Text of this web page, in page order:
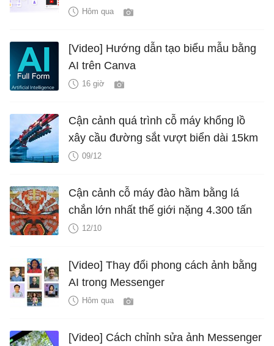
Hôm qua
[Video] Hướng dẫn tạo biểu mẫu bằng
AI trên Canva
16 giờ
Cận cảnh quá trình cỗ máy khổng lồ
xây cầu đường sắt vượt biển dài 15km
09/12
Cận cảnh cỗ máy đào hầm bằng lá
chắn lớn nhất thế giới nặng 4.300 tấn
12/10
[Video] Thay đổi phong cách ảnh bằng
AI trong Messenger
Hôm qua
[Video] Cách chỉnh sửa ảnh Messenger